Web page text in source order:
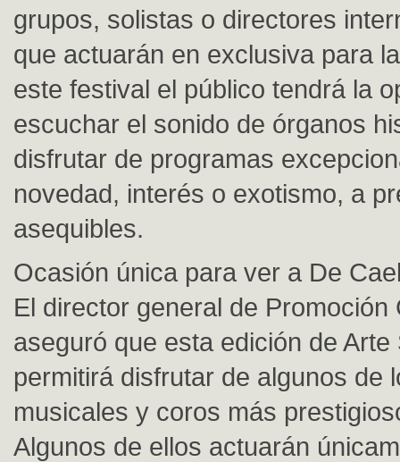
grupos, solistas o directores
que actuarán en exclusiva para
este festival el público tendrá la
escuchar el sonido de órganos
disfrutar de programas
novedad, interés o exotismo, a
asequibles.
Ocasión única para ver a De
El director general de Promoción
aseguró que esta edición de Arte
permitirá disfrutar de algunos de
musicales y coros más
Algunos de ellos actuarán